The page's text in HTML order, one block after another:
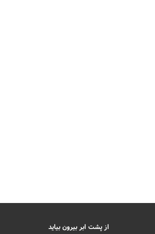
از پشت ابر بیرون بیاید